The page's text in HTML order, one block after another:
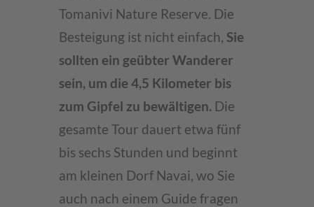
Tomanivi Nature Reserve. Die
Besteigung ist nicht einfach, Sie
sollten ein geübter Wanderer
sein, um die 4,5 Kilometer bis
zum Gipfel zu bewältigen. Die
gesamte Tour dauert etwa fünf
bis sechs Stunden und beginnt
am kleinen Dorf Navai, wo Sie
auch nach einem Guide fragen